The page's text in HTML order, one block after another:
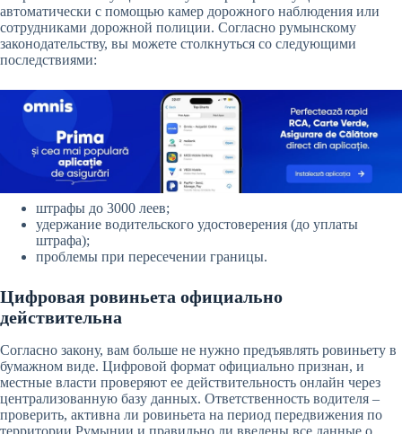
автоматически с помощью камер дорожного наблюдения или
сотрудниками дорожной полиции. Согласно румынскому
законодательству, вы можете столкнуться со следующими
последствиями:
штрафы до 3000 леев;
удержание водительского удостоверения (до уплаты
штрафа);
проблемы при пересечении границы.
Цифровая ровиньета официально
действительна
Согласно закону, вам больше не нужно предъявлять ровиньету в
бумажном виде. Цифровой формат официально признан, и
местные власти проверяют ее действительность онлайн через
централизованную базу данных. Ответственность водителя –
проверить, активна ли ровиньета на период передвижения по